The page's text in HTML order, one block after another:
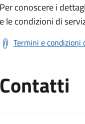
Per conoscere i
e le condizioni di
Termini e condizioni
Contatti